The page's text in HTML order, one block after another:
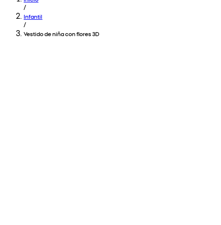
/
Infantil
/
Vestido de niña con flores 3D